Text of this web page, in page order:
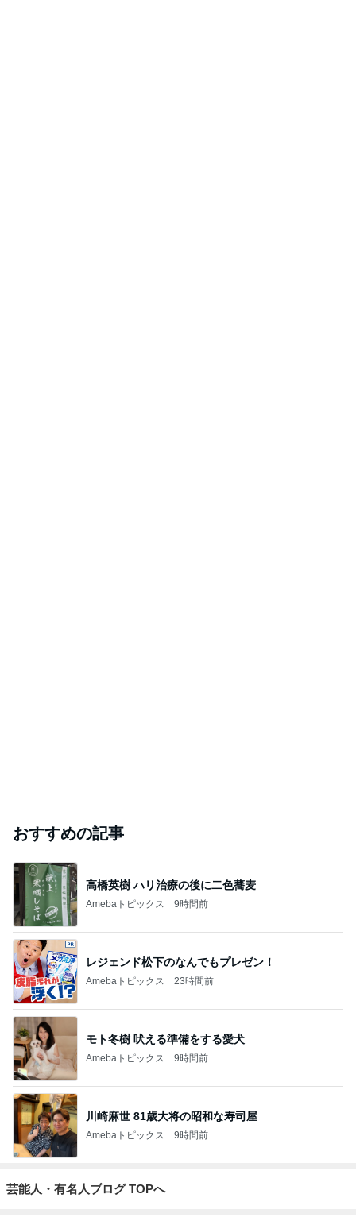
おすすめの記事
高橋英樹 ハリ治療の後に二色蕎麦
Amebaトピックス 9時間前
レジェンド松下のなんでもプレゼン！
Amebaトピックス 23時間前
モト冬樹 吠える準備をする愛犬
Amebaトピックス 9時間前
川崎麻世 81歳大将の昭和な寿司屋
Amebaトピックス 9時間前
芸能人・有名人ブログ TOPへ